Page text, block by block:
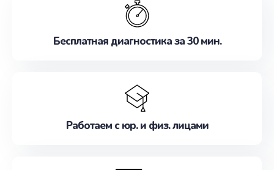
Бесплатная диагностика за 30 мин.
Работаем с юр. и физ. лицами